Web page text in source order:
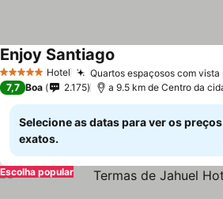
5 Estrelas Hotel Quartos espaçosos com vista
Enjoy Santiago
7,7 Boa 2.175 a 9.5 km de Centro da
Selecione as datas para ver os preços
exatos.
Escolha popular